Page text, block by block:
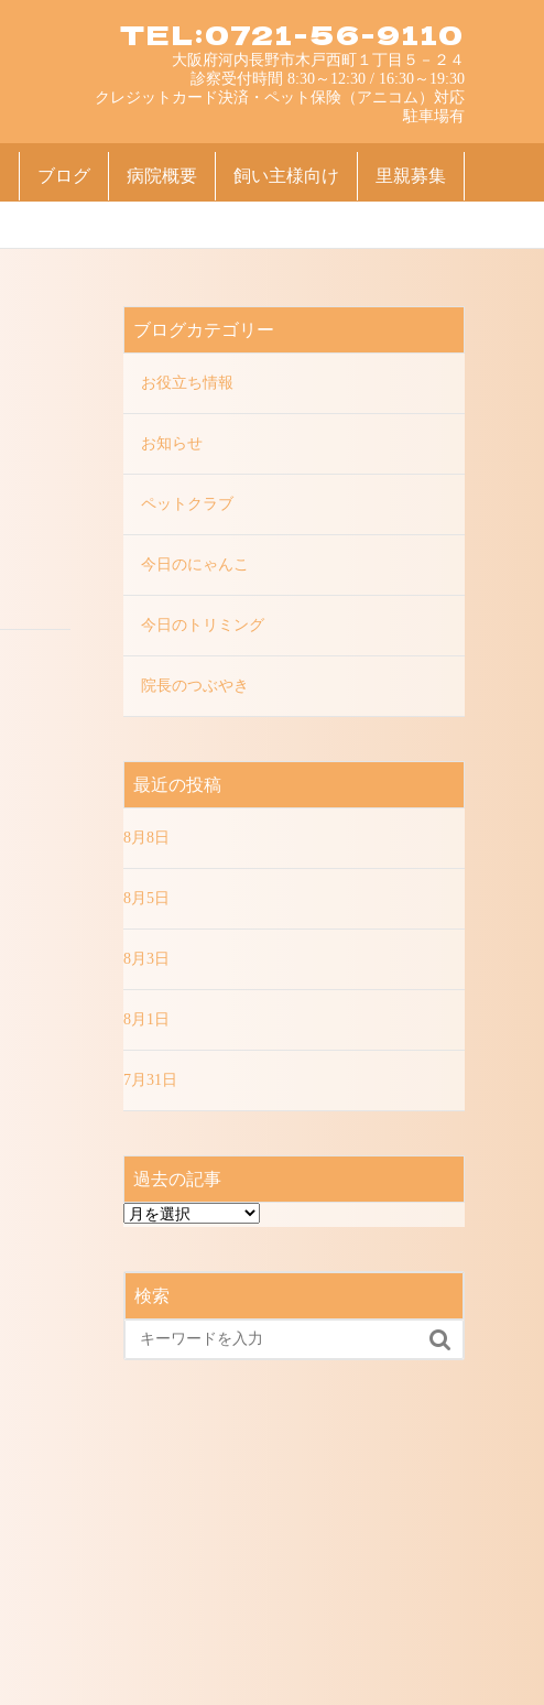
TEL:0721-56-9110
大阪府河内長野市木戸西町１丁目５－２４
診察受付時間 8:30～12:30 / 16:30～19:30
クレジットカード決済・ペット保険（アニコム）対応
駐車場有
ブログ 病院概要 飼い主様向け 里親募集
ブログカテゴリー
お役立ち情報
お知らせ
ペットクラブ
今日のにゃんこ
今日のトリミング
院長のつぶやき
最近の投稿
8月8日
8月5日
8月3日
8月1日
7月31日
過去の記事
過
記
検索
